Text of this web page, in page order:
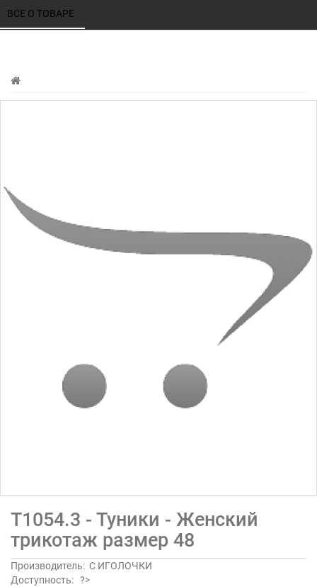
ВСЕ О ТОВАРЕ
Т1054.3 - Туники - Женский
трикотаж размер 48
Производитель: С ИГОЛОЧКИ
Доступность: ?>